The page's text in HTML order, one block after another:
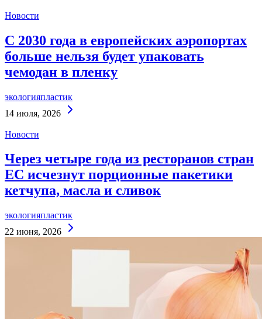
Новости
С 2030 года в европейских аэропортах
больше нельзя будет упаковать
чемодан в пленку
экологияпластик
14 июля, 2026
Новости
Через четыре года из ресторанов стран
ЕС исчезнут порционные пакетики
кетчупа, масла и сливок
экологияпластик
22 июня, 2026
Reading